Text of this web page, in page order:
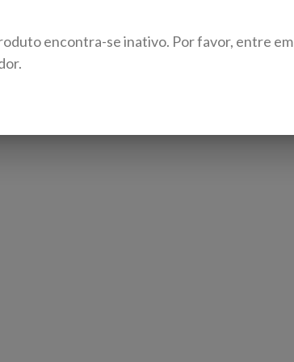
encontra-se inativo. Por favor, entre